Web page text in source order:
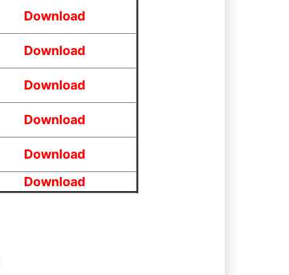
Download
Download
Download
Download
Download
Download